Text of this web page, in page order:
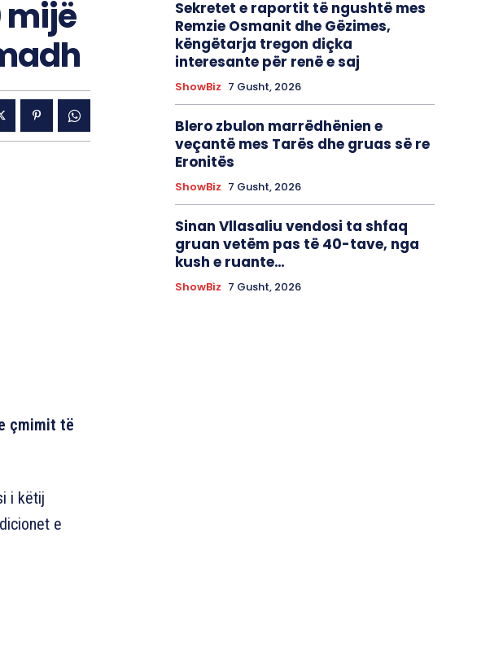
mijë
çmimit të
i këtij
e
Sekretet e raportit të ngushtë mes
Remzie Osmanit dhe Gëzimes,
këngëtarja tregon diçka
interesante për renë e saj
ShowBiz 7 Gusht, 2026
Blero zbulon marrëdhënien e
veçantë mes Tarës dhe gruas së re
Eronitës
ShowBiz 7 Gusht, 2026
Sinan Vllasaliu vendosi ta shfaq
gruan vetëm pas të 40-tave, nga
kush e ruante…
ShowBiz 7 Gusht, 2026